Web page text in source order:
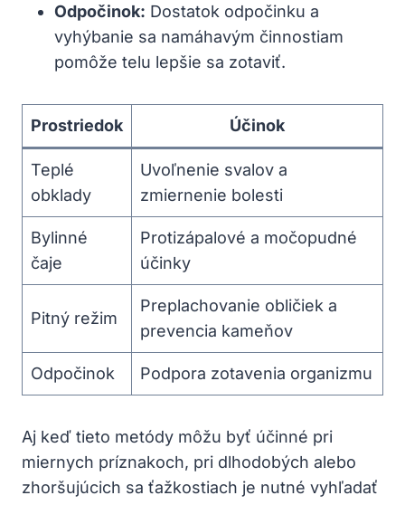
Odpočinok: Dostatok odpočinku a
vyhýbanie sa namáhavým činnostiam
pomôže telu lepšie sa zotaviť.
Prostriedok Účinok
Teplé
obklady
Uvoľnenie svalov a
zmiernenie bolesti
Bylinné
čaje
Protizápalové a močopudné
účinky
Pitný režim
Preplachovanie obličiek a
prevencia kameňov
Odpočinok Podpora zotavenia organizmu
Aj keď tieto metódy môžu byť účinné pri
miernych príznakoch, pri dlhodobých alebo
zhoršujúcich sa ťažkostiach je nutné vyhľadať